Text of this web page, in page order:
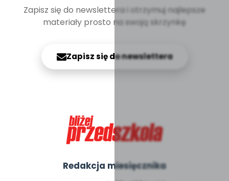
Zapisz się do newslettera i otrzymuj najlepsze
materiały prosto na swoją skrzynkę
Zapisz się do newslettera
Redakcja miesięcznika